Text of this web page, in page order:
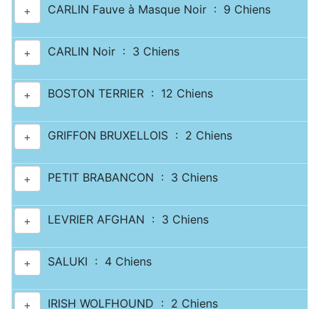
+ CARLIN Fauve à Masque Noir : 9 Chiens
+ CARLIN Noir : 3 Chiens
+ BOSTON TERRIER : 12 Chiens
+ GRIFFON BRUXELLOIS : 2 Chiens
+ PETIT BRABANCON : 3 Chiens
+ LEVRIER AFGHAN : 3 Chiens
+ SALUKI : 4 Chiens
+ IRISH WOLFHOUND : 2 Chiens